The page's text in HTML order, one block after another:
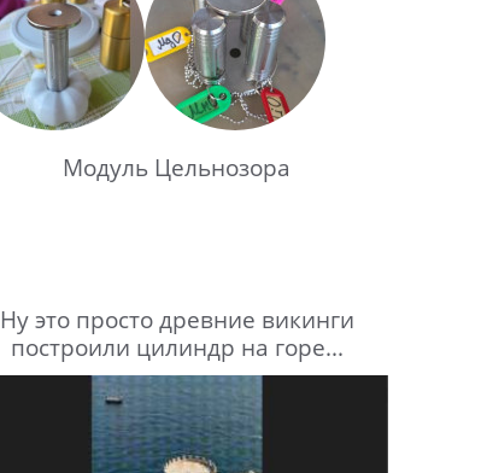
Модуль Цельнозора
Ну это просто древние викинги
построили цилиндр на горе...